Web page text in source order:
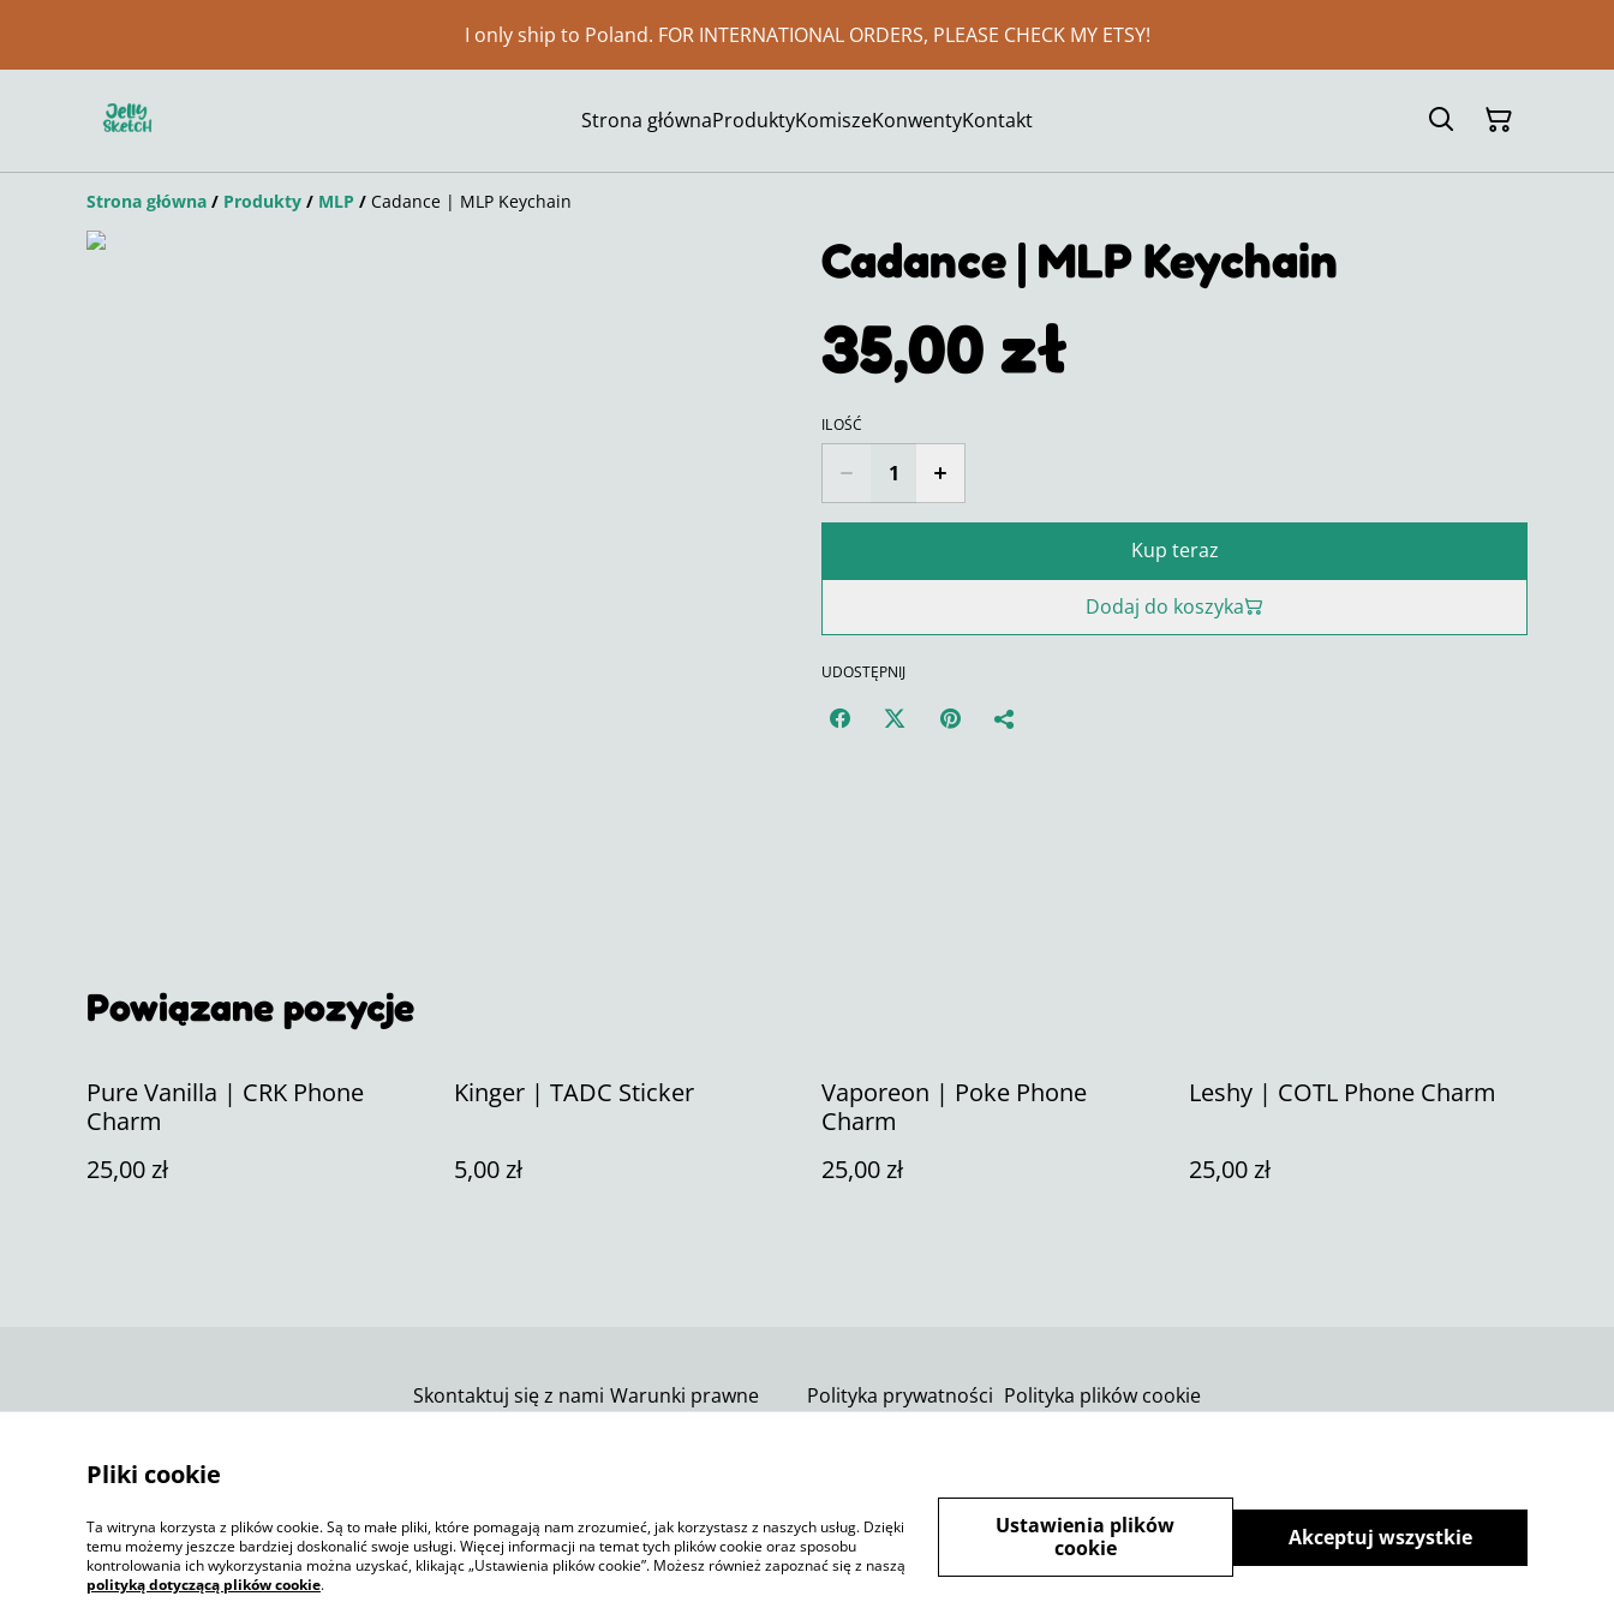
I only ship to Poland. FOR INTERNATIONAL ORDERS, PLEASE CHECK MY ETSY!
Strona głównaProduktyKomiszeKonwentyKontakt
Strona główna / Produkty / MLP / Cadance | MLP Keychain
Cadance | MLP Keychain
35,00 zł
ILOŚĆ
Kup teraz
Dodaj do koszyka
UDOSTĘPNIJ
Powiązane pozycje
Pure Vanilla | CRK Phone
Charm
25,00 zł
Kinger | TADC Sticker
5,00 zł
Vaporeon | Poke Phone
Charm
25,00 zł
Leshy | COTL Phone Charm
25,00 zł
Skontaktuj się z nami Warunki prawne
Polityka prywatności
SumUp
Polityka plików cookie
©2026Jelly Sketch Shop
Pliki cookie
Ta witryna korzysta z plików cookie. Są to małe pliki, które pomagają nam zrozumieć, jak korzystasz z naszych usług. Dzięki
temu możemy jeszcze bardziej doskonalić swoje usługi. Więcej informacji na temat tych plików cookie oraz sposobu
kontrolowania ich wykorzystania można uzyskać, klikając „Ustawienia plików cookie”. Możesz również zapoznać się z naszą
polityką dotyczącą plików cookie.
Akceptuj wszystkie
Ustawienia plików
cookie